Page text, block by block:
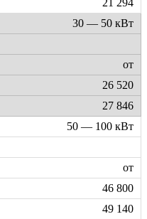
21 294
30 — 50 кВт
от
26 520
27 846
50 — 100 кВт
от
46 800
49 140